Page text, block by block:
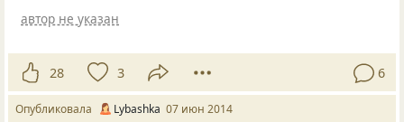
автор не указан
28 3 6
Опубликовала Lybashka 07 июн 2014